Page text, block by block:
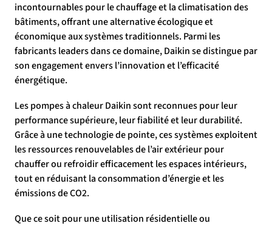
incontournables pour le chauffage et la climatisation des
bâtiments, offrant une alternative écologique et
économique aux systèmes traditionnels. Parmi les
fabricants leaders dans ce domaine, Daikin se distingue par
son engagement envers l’innovation et l’efficacité
énergétique.
Les pompes à chaleur Daikin sont reconnues pour leur
performance supérieure, leur fiabilité et leur durabilité.
Grâce à une technologie de pointe, ces systèmes exploitent
les ressources renouvelables de l’air extérieur pour
chauffer ou refroidir efficacement les espaces intérieurs,
tout en réduisant la consommation d’énergie et les
émissions de CO2.
Que ce soit pour une utilisation résidentielle ou